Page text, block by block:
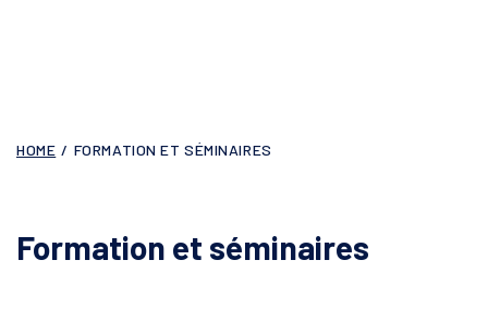
HOME / FORMATION ET SÉMINAIRES
Formation et séminaires